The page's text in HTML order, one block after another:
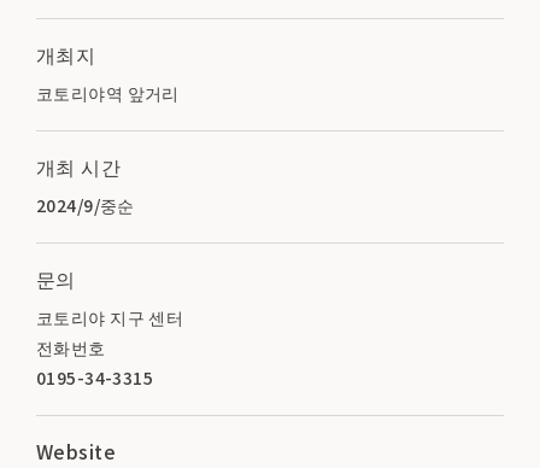
개최지
코토리야역 앞거리
개최 시간
2024/9/중순
문의
코토리야 지구 센터
전화번호
0195-34-3315
Website